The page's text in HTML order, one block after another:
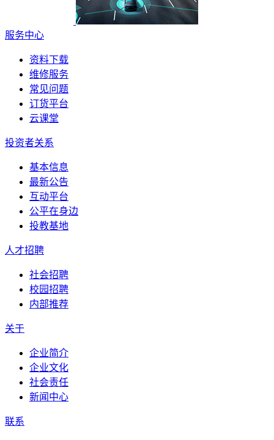
服务中心
资料下载
维修服务
常见问题
订货平台
云课堂
投资者关系
基本信息
最新公告
互动平台
公平在身边
投教基地
人才招聘
社会招聘
校园招聘
内部推荐
关于
企业简介
企业文化
社会责任
新闻中心
联系